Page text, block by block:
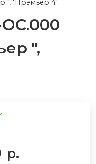
", "Премьер 4".
",
р.